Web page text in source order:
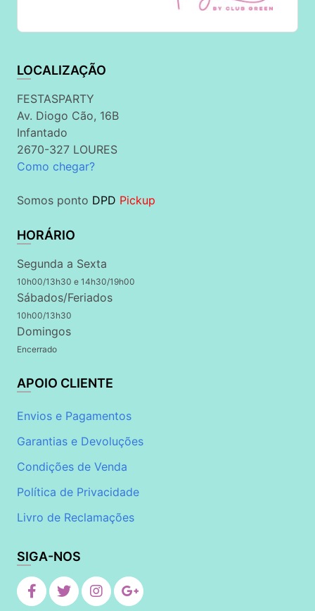
LOCALIZAÇÃO
FESTASPARTY
Av. Diogo Cão, 16B
Infantado
2670-327 LOURES
Como chegar?
Somos ponto DPD Pickup
HORÁRIO
Segunda a Sexta
10h00/13h30 e 14h30/19h00
Sábados/Feriados
10h00/13h30
Domingos
Encerrado
APOIO CLIENTE
Envios e Pagamentos
Garantias e Devoluções
Condições de Venda
Política de Privacidade
Livro de Reclamações
SIGA-NOS